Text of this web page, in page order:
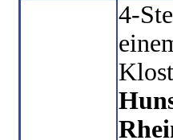
4-